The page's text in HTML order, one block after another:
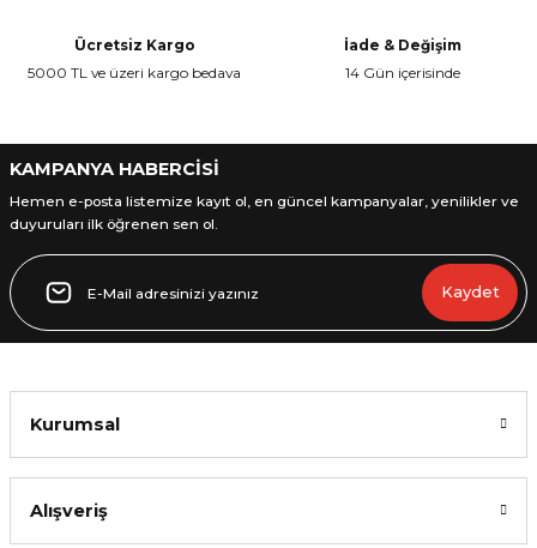
Gönder
Ücretsiz Kargo
5000 TL ve üzeri kargo bedava
İade & Değişim
14 Gün içerisinde
KAMPANYA HABERCİSİ
Hemen e-posta listemize kayıt ol, en güncel kampanyalar, yenilikler ve
duyuruları ilk öğrenen sen ol.
Kaydet
Kurumsal
Alışveriş